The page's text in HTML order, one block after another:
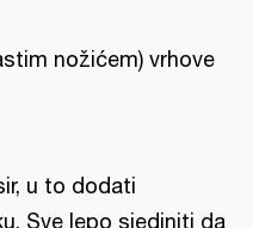
nožićem) vrhove
u to dodati
Sve lepo sjediniti da